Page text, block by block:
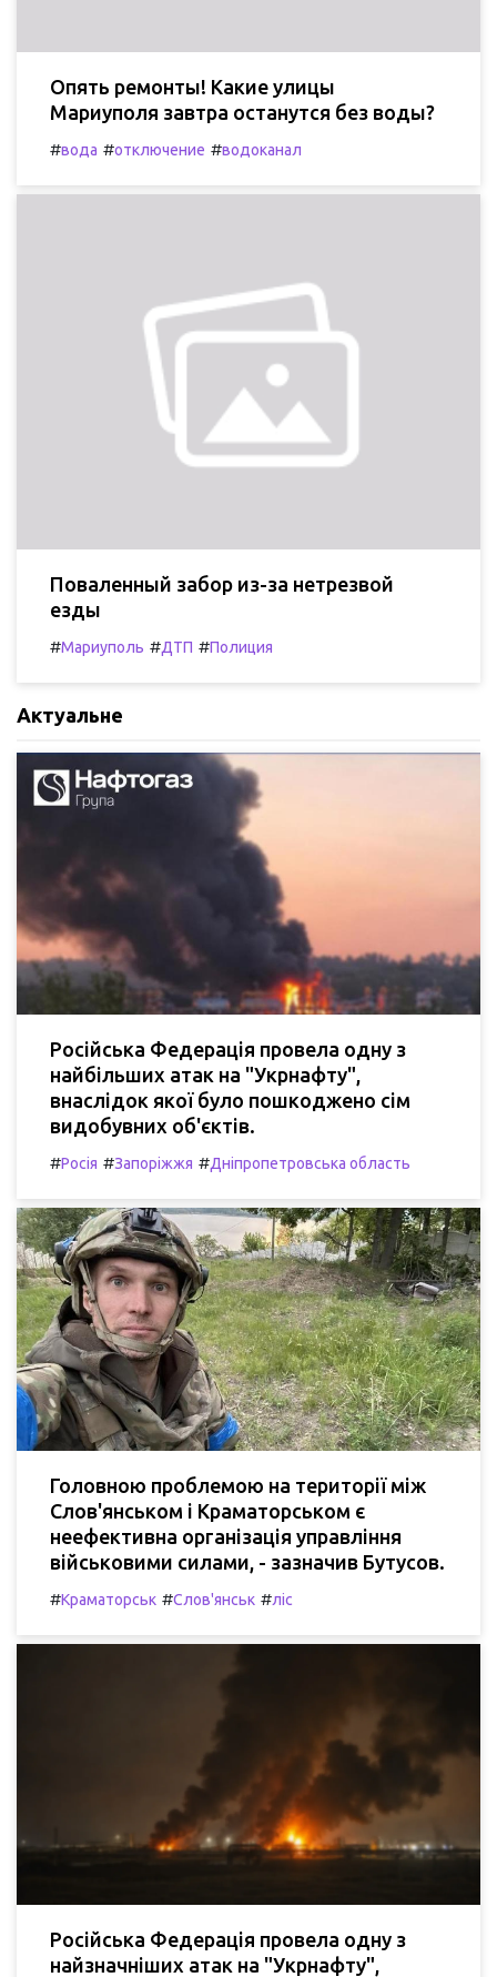
Опять ремонты! Какие улицы
Мариуполя завтра останутся без воды?
#вода #отключение #водоканал
Поваленный забор из-за нетрезвой
езды
#Мариуполь #ДТП #Полиция
Актуальне
Російська Федерація провела одну з
найбільших атак на "Укрнафту",
внаслідок якої було пошкоджено сім
видобувних об'єктів.
#Росія #Запоріжжя #Дніпропетровська область
Головною проблемою на території між
Слов'янськом і Краматорськом є
неефективна організація управління
військовими силами, - зазначив Бутусов.
#Краматорськ #Слов'янськ #ліс
Російська Федерація провела одну з
найзначніших атак на "Укрнафту",